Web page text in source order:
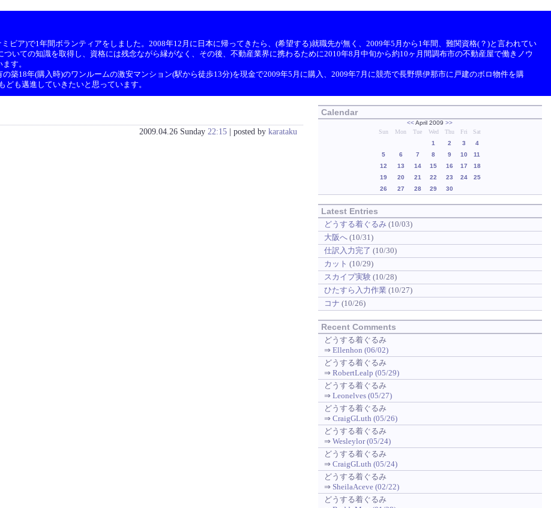
ビア)で1年間ボランティアをしました。2008年12月に日本に帰ってきたら、(希望する)就職先が無く、2009年5月から1年間、難関資格(？)と言われてい
いての知識を取得し、資格には残念ながら縁がなく、その後、不動産業界に携わるために2010年8月中旬から約10ヶ月間調布市の不動産屋で働きノウ
す。
築18年(購入時)のワンルームの激安マンション(駅から徒歩13分)を現金で2009年5月に購入、2009年7月に競売で長野県伊那市に戸建のボロ物件を購
も邁進していきたいと思っています。
2009.04.26 Sunday 22:15| posted by karataku
Calendar
<<April 2009>>
Sun
Mon Tue Wed Thu Fri
Sat
1
2 3
4
5
6 7 8 9 10
11
12
13 14 15 16 17
18
19
20 21 22 23 24
25
26
27 28 29 30
Latest Entries
どうする着ぐるみ(10/03)
大阪へ(10/31)
仕訳入力完了 (10/30)
カット (10/29)
スカイプ実験(10/28)
ひたすら入力作業 (10/27)
コナ (10/26)
Recent Comments
どうする着ぐるみ
⇒ Ellenhon (06/02)
どうする着ぐるみ
⇒ RobertLealp (05/29)
どうする着ぐるみ
⇒ Leonelves (05/27)
どうする着ぐるみ
⇒ CraigGLuth (05/26)
どうする着ぐるみ
⇒ Wesleylor (05/24)
どうする着ぐるみ
⇒ CraigGLuth (05/24)
どうする着ぐるみ
⇒ SheilaAceve (02/22)
どうする着ぐるみ